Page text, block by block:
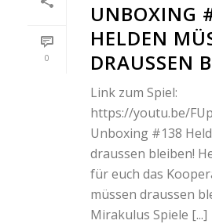
0
UNBOXING
HELDEN
DRAUSSEN
Link zum Spiel:
https://youtu.be/
Unboxing #138
draussen bleiben!
für euch das
müssen draussen
Mirakulus Spiele [...]